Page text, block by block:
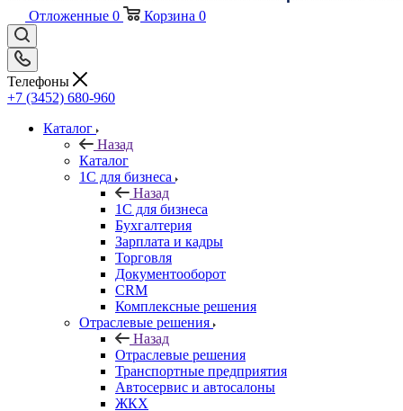
Отложенные 0 Корзина 0
Телефоны
+7 (3452) 680-960
Каталог
Назад
Каталог
1С для бизнеса
Назад
1С для бизнеса
Бухгалтерия
Зарплата и кадры
Торговля
Документооборот
CRM
Комплексные решения
Отраслевые решения
Назад
Отраслевые решения
Транспортные предприятия
Автосервис и автосалоны
ЖКХ